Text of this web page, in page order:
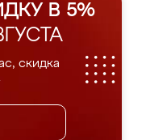
В 5%
скидка